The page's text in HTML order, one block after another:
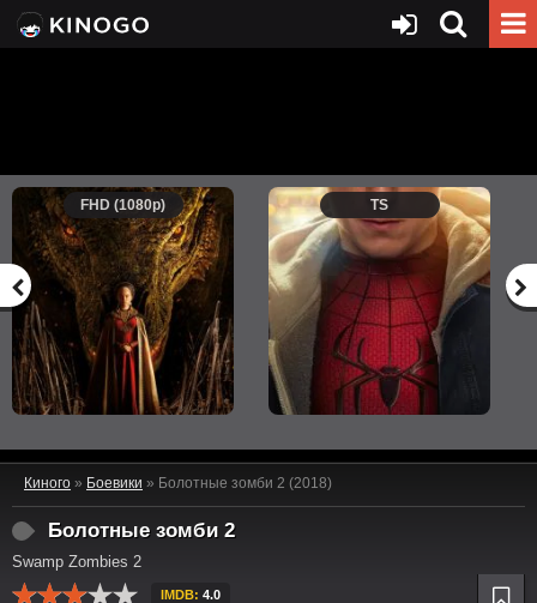
FHD (1080p) TS
Киного » Боевики » Болотные зомби 2 (2018)
Болотные зомби 2
Swamp Zombies 2
IMDB: 4.0